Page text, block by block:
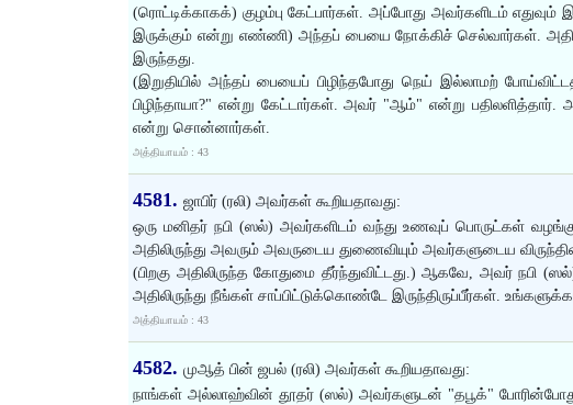
(ரொட்டிக்காகக்) குழம்பு கேட்பார்கள். அப்போது அவர்களிடம்
இருக்கும் என்று எண்ணி) அந்தப் பையை நோக்கிச் செல்வார்கள்.
இருந்தது.
(இறுதியில் அந்தப் பையைப் பிழிந்தபோது நெய் இல்லாமற்
பிழிந்தாயா?" என்று கேட்டார்கள். அவர் "ஆம்" என்று
என்று சொன்னார்கள்.
அத்தியாயம் : 43
4581. ஜாபிர் (ரலி) அவர்கள் கூறியதாவது:
ஒரு மனிதர் நபி (ஸல்) அவர்களிடம் வந்து உணவுப் பொருட்கள்
அதிலிருந்து அவரும் அவருடைய துணைவியும் அவர்களுடைய
(பிறகு அதிலிருந்த கோதுமை தீர்ந்துவிட்டது.) ஆகவே, அவர் நபி
அதிலிருந்து நீங்கள் சாப்பிட்டுக்கொண்டே இருந்திருப்பீர்கள்.
அத்தியாயம் : 43
4582. முஆத் பின் ஜபல் (ரலி) அவர்கள் கூறியதாவது:
நாங்கள் அல்லாஹ்வின் தூதர் (ஸல்) அவர்களுடன் "தபூக்"